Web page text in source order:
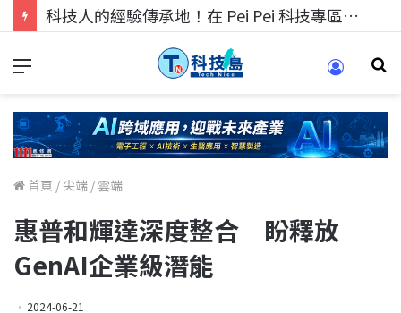
科技人的經驗傳承地！在 Pei Pei 科技專區，與學弟妹交流最硬核的技術
首頁 /尖端 / 雲端
惠普和輝達深度整合 盼釋放
GenAI企業級潛能
2024-06-21